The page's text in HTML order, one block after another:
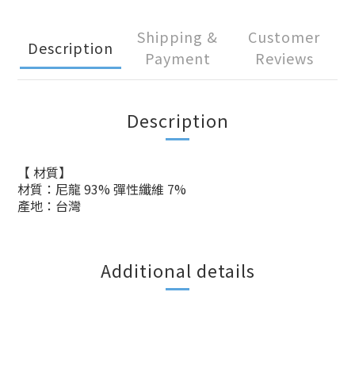
Description
Shipping &
Payment
Customer
Reviews
Description
【 材質】
材質：尼龍93% 彈性纖維 7%
產地：台灣
Additional details